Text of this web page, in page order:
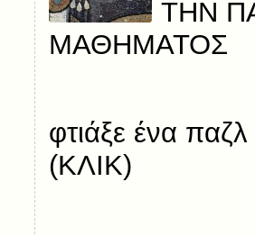
ΤΗΝ
ΜΑΘΗΜΑΤΟΣ
φτιάξε ένα παζλ
(ΚΛΙΚ)